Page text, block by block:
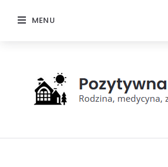
MENU